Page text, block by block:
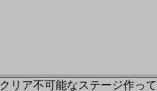
クリア不可能なステージ作っ